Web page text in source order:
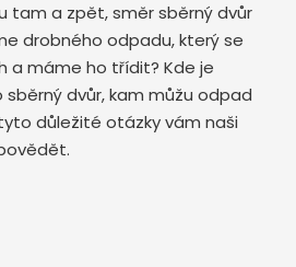
tam a zpět, směr sběrný dvůr
drobného odpadu, který se
a máme ho třídit? Kde je
sběrný dvůr, kam můžu odpad
důležité otázky vám naši